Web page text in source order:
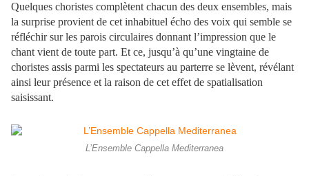
Quelques choristes complètent chacun des deux ensembles, mais
la surprise provient de cet inhabituel écho des voix qui semble se
réfléchir sur les parois circulaires donnant l’impression que le
chant vient de toute part. Et ce, jusqu’à qu’une vingtaine de
choristes assis parmi les spectateurs au parterre se lèvent, révélant
ainsi leur présence et la raison de cet effet de spatialisation
saisissant.
L’Ensemble Cappella Mediterranea